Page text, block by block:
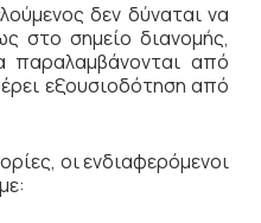
δεν δύναται να
στο σημείο διανομής,
παραλαμβάνονται από
εξουσιοδότηση από
οι ενδιαφερόμενοι